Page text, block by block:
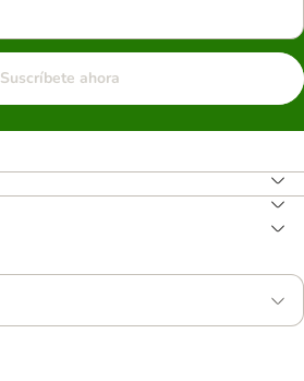
Suscríbete ahora